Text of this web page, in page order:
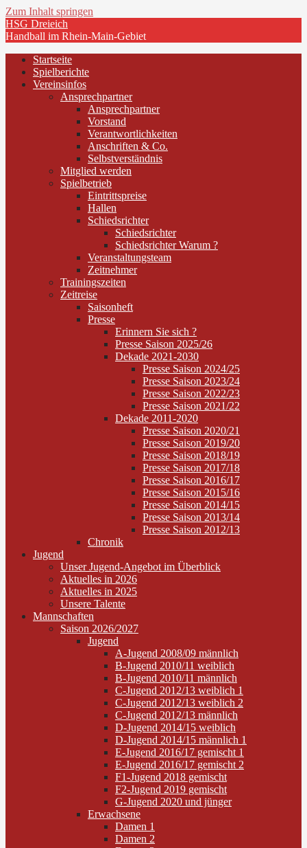
Zum Inhalt springen
HSG Dreieich
Handball im Rhein-Main-Gebiet
Startseite
Spielberichte
Vereinsinfos
Ansprechpartner
Ansprechpartner
Vorstand
Verantwortlichkeiten
Anschriften & Co.
Selbstverständnis
Mitglied werden
Spielbetrieb
Eintrittspreise
Hallen
Schiedsrichter
Schiedsrichter
Schiedsrichter Warum ?
Veranstaltungsteam
Zeitnehmer
Trainingszeiten
Zeitreise
Saisonheft
Presse
Erinnern Sie sich ?
Presse Saison 2025/26
Dekade 2021-2030
Presse Saison 2024/25
Presse Saison 2023/24
Presse Saison 2022/23
Presse Saison 2021/22
Dekade 2011-2020
Presse Saison 2020/21
Presse Saison 2019/20
Presse Saison 2018/19
Presse Saison 2017/18
Presse Saison 2016/17
Presse Saison 2015/16
Presse Saison 2014/15
Presse Saison 2013/14
Presse Saison 2012/13
Chronik
Jugend
Unser Jugend-Angebot im Überblick
Aktuelles in 2026
Aktuelles in 2025
Unsere Talente
Mannschaften
Saison 2026/2027
Jugend
A-Jugend 2008/09 männlich
B-Jugend 2010/11 weiblich
B-Jugend 2010/11 männlich
C-Jugend 2012/13 weiblich 1
C-Jugend 2012/13 weiblich 2
C-Jugend 2012/13 männlich
D-Jugend 2014/15 weiblich
D-Jugend 2014/15 männlich 1
E-Jugend 2016/17 gemischt 1
E-Jugend 2016/17 gemischt 2
F1-Jugend 2018 gemischt
F2-Jugend 2019 gemischt
G-Jugend 2020 und jünger
Erwachsene
Damen 1
Damen 2